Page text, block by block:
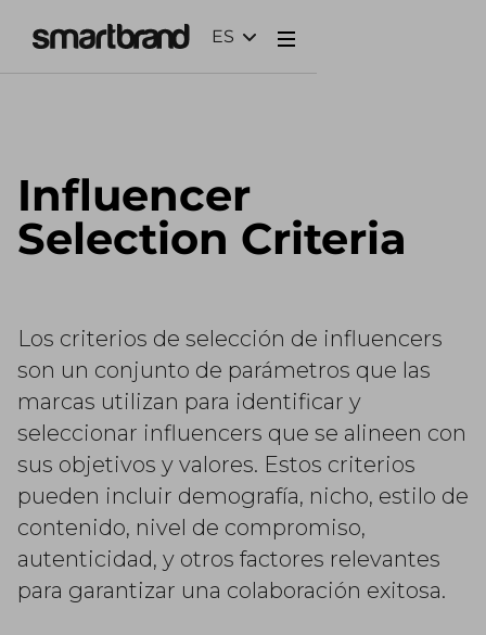
ES
Influencer
Selection Criteria
Los criterios de selección de influencers
son un conjunto de parámetros que las
marcas utilizan para identificar y
seleccionar influencers que se alineen con
sus objetivos y valores. Estos criterios
pueden incluir demografía, nicho, estilo de
contenido, nivel de compromiso,
autenticidad, y otros factores relevantes
para garantizar una colaboración exitosa.